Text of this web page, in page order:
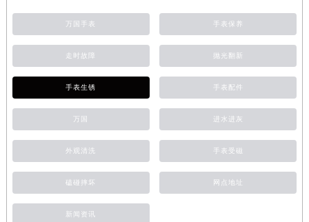
万国手表 手表保养
走时故障 抛光翻新
手表生锈 手表配件
万国 进水进灰
外观清洗 手表受磁
磕碰摔坏 网点地址
新闻资讯